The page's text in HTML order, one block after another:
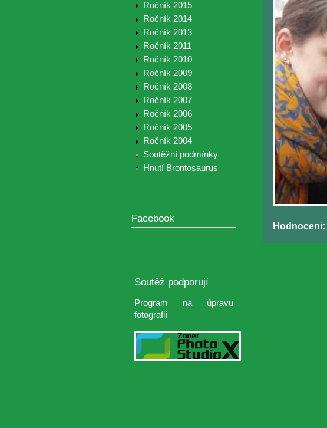
Ročník 2015
Ročník 2014
Ročník 2013
Ročník 2011
Ročník 2010
Ročník 2009
Ročník 2008
Ročník 2007
Ročník 2006
Ročník 2005
Ročník 2004
Soutěžní podmínky
Hnutí Brontosaurus
Facebook
Soutěž podporují
Program na úpravu
fotografií
Hodnocení: